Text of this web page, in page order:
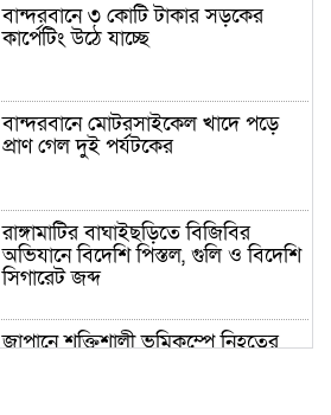
বান্দরবানে ৩ কোটি টাকার সড়কের
কার্পেটিং উঠে যাচ্ছে
বান্দরবানে মোটরসাইকেল খাদে পড়ে
প্রাণ গেল দুই পর্যটকের
রাঙ্গামাটির বাঘাইছড়িতে বিজিবির
অভিযানে বিদেশি পিস্তল, গুলি ও বিদেশি
সিগারেট জব্দ
জাপানে শক্তিশালী ভূমিকম্পে নিহতের